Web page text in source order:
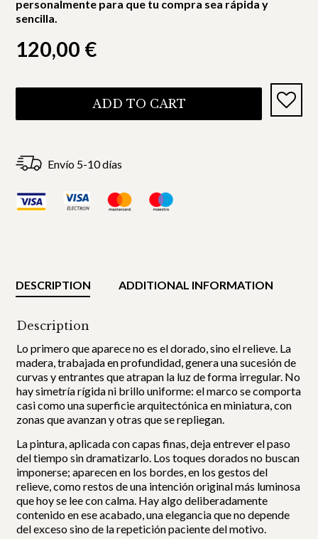
personalmente para que tu compra sea rápida y
sencilla.
120,00 €
ADD TO CART
Envío 5-10 días
DESCRIPTION ADDITIONAL INFORMATION
Description
Lo primero que aparece no es el dorado, sino el relieve. La
madera, trabajada en profundidad, genera una sucesión de
curvas y entrantes que atrapan la luz de forma irregular. No
hay simetría rígida ni brillo uniforme: el marco se comporta
casi como una superficie arquitectónica en miniatura, con
zonas que avanzan y otras que se repliegan.
La pintura, aplicada con capas finas, deja entrever el paso
del tiempo sin dramatizarlo. Los toques dorados no buscan
imponerse; aparecen en los bordes, en los gestos del
relieve, como restos de una intención original más luminosa
que hoy se lee con calma. Hay algo deliberadamente
contenido en ese acabado, una elegancia que no depende
del exceso sino de la repetición paciente del motivo.